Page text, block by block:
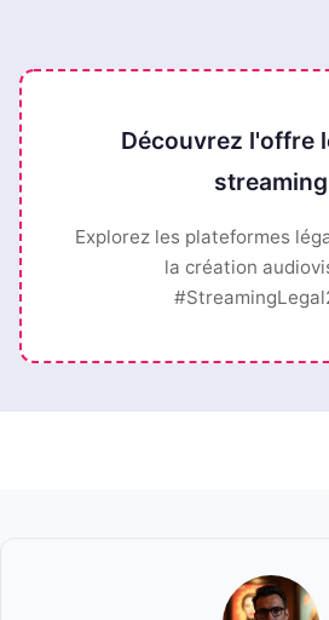
Découvrez l'offre
streaming
Explorez les plateformes
la création